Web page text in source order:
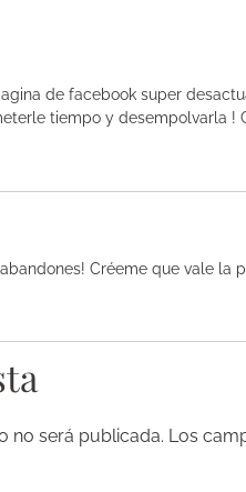
de facebook super
tiempo y desempolvarla !
Créeme que vale la
no será publicada. Los